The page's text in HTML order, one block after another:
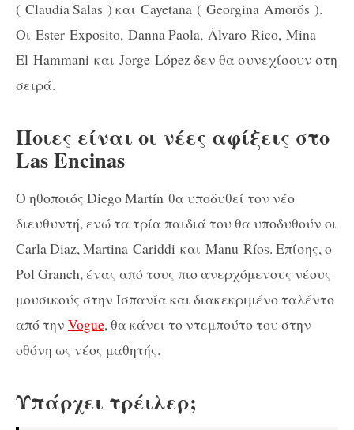
( Claudia Salas ) και Cayetana ( Georgina Amorós ).
Oι Ester Exposito, Danna Paola, Álvaro Rico, Mina
El Hammani και Jorge Lópezδεν θα συνεχίσουν στη
σειρά.
Ποιες είναι οι νέες αφίξεις στο
Las Encinas
Ο ηθοποιός DiegoMartín θα υποδυθεί τον νέο
διευθυντή, ενώ τα τρία παιδιά του θα υποδυθούν οι
Carla Diaz, Martina Cariddi και Manu Ríos. Επίσης, ο
Pol Granch, ένας από τους πιο ανερχόμενους νέους
μουσικούς στην Ισπανία και διακεκριμένο ταλέντο
από την Vogue, θα κάνει το ντεμπούτο του στην
οθόνη ως νέος μαθητής.
Υπάρχει τρέιλερ;